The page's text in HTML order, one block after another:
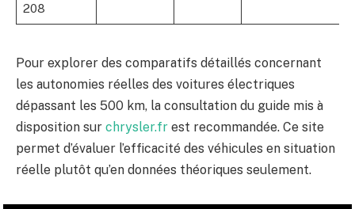
208
Pour explorer des comparatifs détaillés concernant
les autonomies réelles des voitures électriques
dépassant les 500 km, la consultation du guide mis à
disposition sur chrysler.fr est recommandée. Ce site
permet d’évaluer l’efficacité des véhicules en situation
réelle plutôt qu’en données théoriques seulement.